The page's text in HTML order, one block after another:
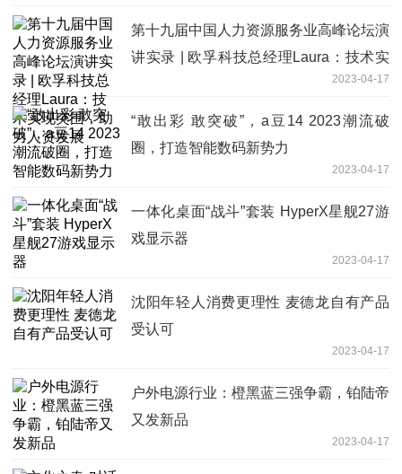
第十九届中国人力资源服务业高峰论坛演
讲实录 | 欧孚科技总经理Laura：技术实
2023-04-17
“敢出彩 敢突破”，a豆14 2023潮流破
圈，打造智能数码新势力
2023-04-17
一体化桌面“战斗”套装 HyperX星舰27游
戏显示器
2023-04-17
沈阳年轻人消费更理性 麦德龙自有产品
受认可
2023-04-17
户外电源行业：橙黑蓝三强争霸，铂陆帝
又发新品
2023-04-17